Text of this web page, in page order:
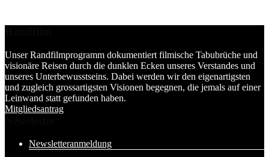
Unser Randfilmprogramm dokumentiert filmische Tabubrüche und
visionäre Reisen durch die dunklen Ecken unseres Verstandes und
unseres Unterbewusstseins. Dabei werden wir den eigenartigsten
und zugleich grossartigsten Visionen begegnen, die jemals auf einer
Leinwand statt gefunden haben.
Mitgliedsantrag
Newsletteranmeldung